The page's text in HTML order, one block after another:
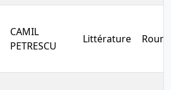
CAMIL
PETRESCU
Littérature